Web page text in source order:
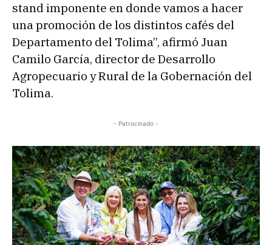
stand imponente en donde vamos a hacer
una promoción de los distintos cafés del
Departamento del Tolima”, afirmó Juan
Camilo García, director de Desarrollo
Agropecuario y Rural de la Gobernación del
Tolima.
- Patrocinado -